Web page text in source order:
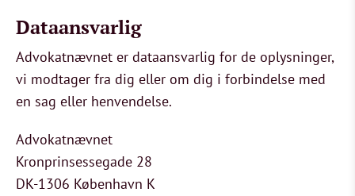
Dataansvarlig
Advokatnævnet er dataansvarlig for de oplysninger,
vi modtager fra dig eller om dig i forbindelse med
en sag eller henvendelse.
Advokatnævnet
Kronprinsessegade 28
DK-1306 København K